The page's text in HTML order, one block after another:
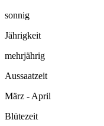
sonnig
Jährigkeit
mehrjährig
Aussaatzeit
März - April
Blütezeit